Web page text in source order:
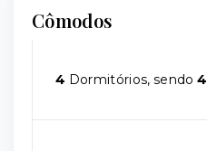
Cômodos
4 Dormitórios, sendo4